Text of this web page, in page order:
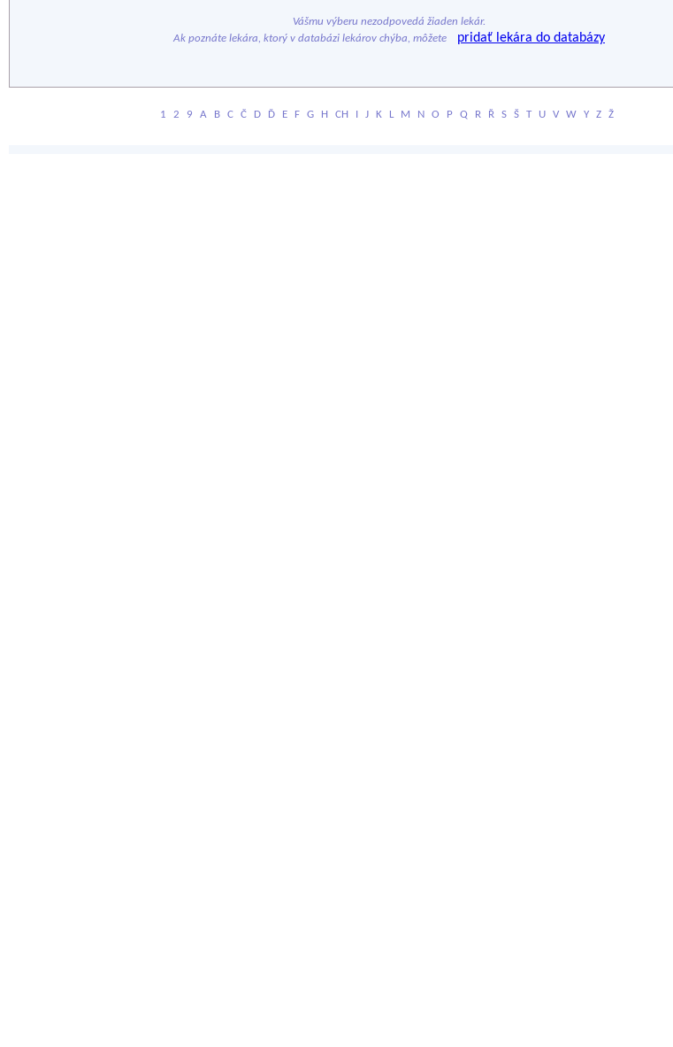
Vášmu výberu nezodpovedá žiaden lekár.
Ak poznáte lekára, ktorý v databázi lekárov chýba, môžete
pridať lekára do databázy
1 2 9 A B C Č D Ď E F G H CH I J K L M N O P Q R Ř S Š T U V W Y Z Ž